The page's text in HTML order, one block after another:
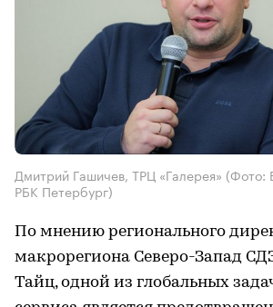
Дмитрий Гашичев, ТРЦ «Галерея» (Фото:
РБК Петербург)
По мнению регионального
макрорегиона Северо-Запад
Тайц, одной из глобальных